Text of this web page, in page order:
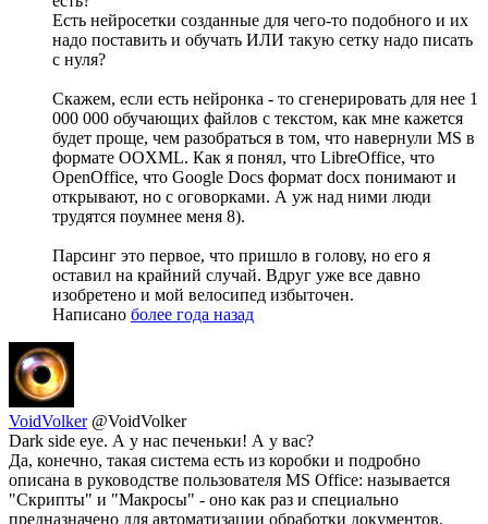
Есть нейросетки созданные для чего-то подобного и их
надо поставить и обучать ИЛИ такую сетку надо писать
с нуля?
Скажем, если есть нейронка - то сгенерировать для нее 1
000 000 обучающих файлов с текстом, как мне кажется
будет проще, чем разобраться в том, что навернули MS в
формате OOXML. Как я понял, что LibreOffice, что
OpenOffice, что Google Docs формат docx понимают и
открывают, но с оговорками. А уж над ними люди
трудятся поумнее меня 8).
Парсинг это первое, что пришло в голову, но его я
оставил на крайний случай. Вдруг уже все давно
изобретено и мой велосипед избыточен.
Написано более года назад
VoidVolker @VoidVolker
Dark side eye. А у нас печеньки! А у вас?
Да, конечно, такая система есть из коробки и подробно
описана в руководстве пользователя MS Office: называется
"Скрипты" и "Макросы" - оно как раз и специально
предназначено для автоматизации обработки документов.